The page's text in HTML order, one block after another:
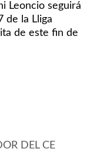
Leoncio seguirá
de la Lliga
de este fin de
DEL CE